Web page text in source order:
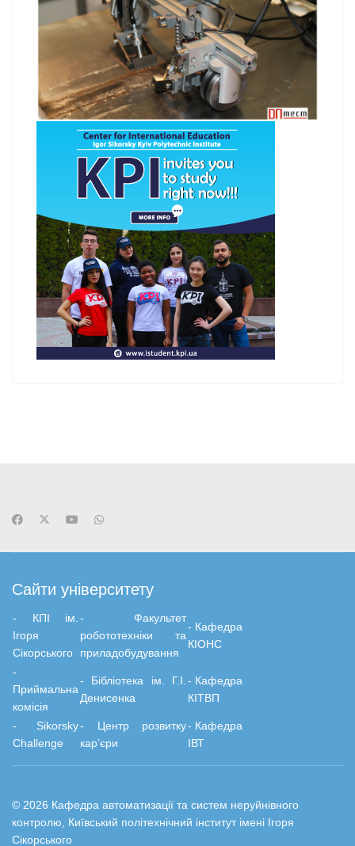
Сайти університету
- КПІ ім.
Ігоря
Сікорського
- Факультет
робототехніки та
приладобудування
- Кафедра
КІОНС
-
Приймальна
комісія
- Бiблiотека ім. Г.І.
Денисенка
- Кафедра
КІТВП
- Sikorsky
Challenge
- Центр розвитку
кар’єри
- Кафедра
ІВТ
© 2026 Кафедра автоматизації та систем неруйнівного
контролю, Київський політехнічний інститут імені Ігоря
Сікорського